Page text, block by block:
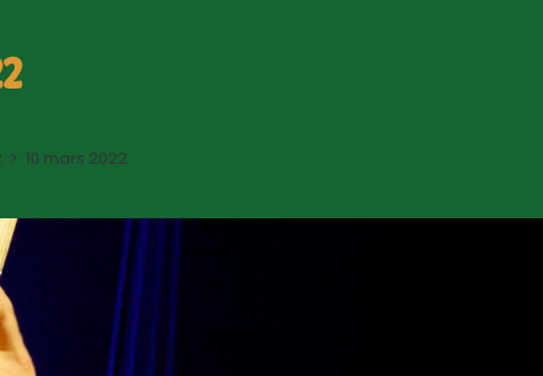
> 10 mars 2022